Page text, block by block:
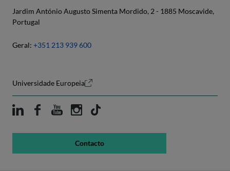
Jardim António Augusto Simenta Mordido, 2 - 1885 Moscavide,
Portugal
Geral: +351 213 939 600
Universidade Europeia
Contacto